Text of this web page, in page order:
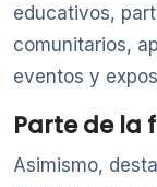
educativos,
comunitarios,
eventos y
Parte de la
Asimismo,